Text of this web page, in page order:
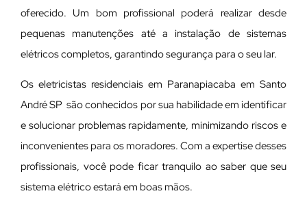
oferecido. Um bom profissional poderá realizar desde
pequenas manutenções até a instalação de sistemas
elétricos completos, garantindo segurança para o seu lar.
Os eletricistas residenciais em Paranapiacaba em Santo
André SP são conhecidos por sua habilidade em identificar
e solucionar problemas rapidamente, minimizando riscos e
inconvenientes para os moradores. Com a expertise desses
profissionais, você pode ficar tranquilo ao saber que seu
sistema elétrico estará em boas mãos.